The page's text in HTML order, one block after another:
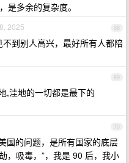
是多余的复杂度。
68
2025
到别人高兴，最好所有人都陪
69
,洼地的一切都是最下的
70
国的问题，是所有国家的底层
，吸毒，”，我是 90 后，我小